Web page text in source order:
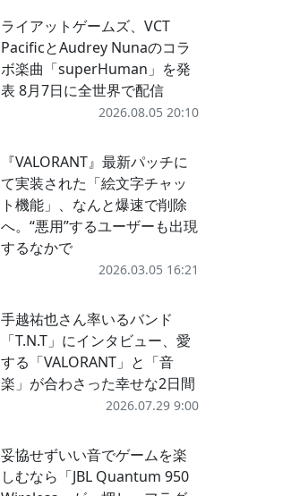
ライアットゲームズ、VCT
PacificとAudrey Nunaのコラ
ボ楽曲「superHuman」を発
表 8月7日に全世界で配信
2026.08.05 20:10
『VALORANT』最新パッチに
て実装された「絵文字チャッ
ト機能」、なんと爆速で削除
へ。“悪用”するユーザーも出現
するなかで
2026.03.05 16:21
手越祐也さん率いるバンド
「T.N.T」にインタビュー、愛
する「VALORANT」と「音
楽」が合わさった幸せな2日間
2026.07.29 9:00
妥協せずいい音でゲームを楽
しむなら「JBL Quantum 950